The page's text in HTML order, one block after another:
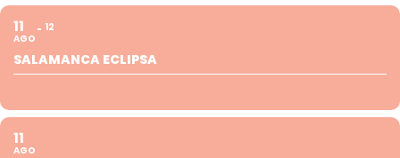
11
AGO
12
SALAMANCA ECLIPSA
11
AGO